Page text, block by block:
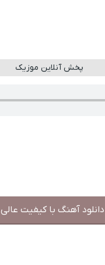
پخش آنلاین موزیک
دانلود آهنگ با کیفیت عالی 320